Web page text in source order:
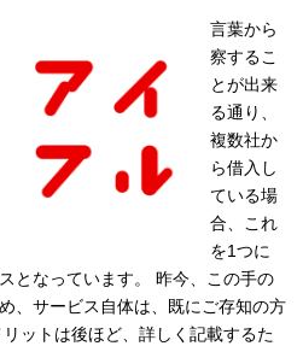
言葉から
察するこ
とが出来
る通り、
複数社か
ら借入し
ている場
合、これ
を1つに
となっています。 昨今、この手の
、サービス自体は、既にご存知の方
ットは後ほど、詳しく記載するた